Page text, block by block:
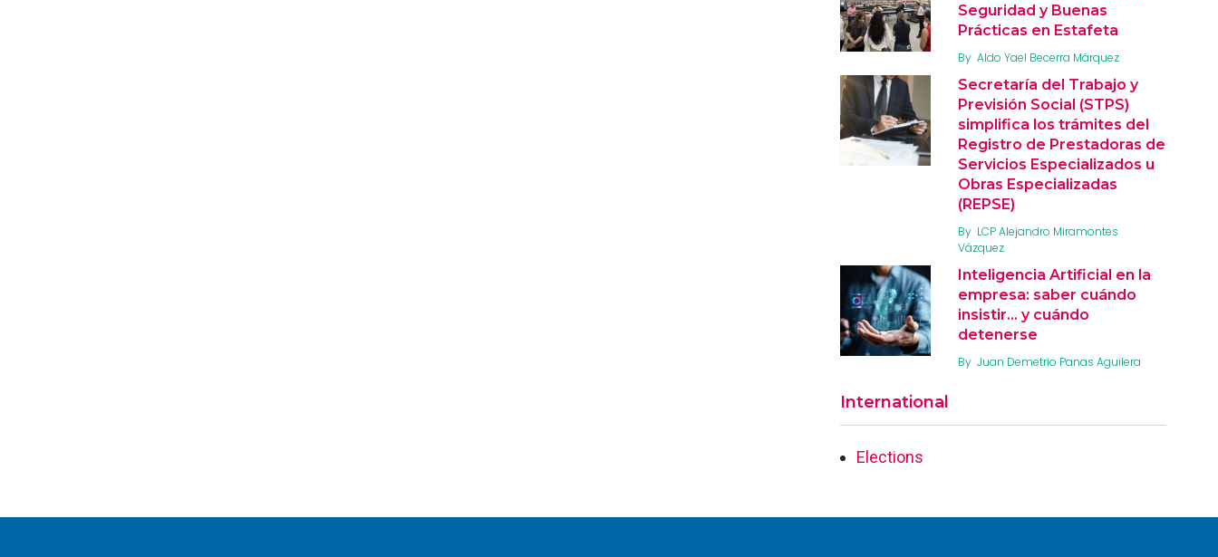
Seguridad y Buenas
Prácticas en Estafeta
By Aldo Yael Becerra Márquez
Secretaría del Trabajo y
Previsión Social (STPS)
simplifica los trámites del
Registro de Prestadoras de
Servicios Especializados u
Obras Especializadas
(REPSE)
By LCP Alejandro Miramontes
Vázquez
Inteligencia Artificial en la
empresa: saber cuándo
insistir… y cuándo
detenerse
By Juan Demetrio Panas Aguilera
International
Elections